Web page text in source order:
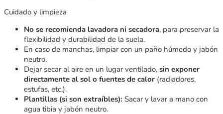
Cuidado y limpieza
No se recomienda lavadora ni secadora, para preservar la
flexibilidad y durabilidad de la suela.
En caso de manchas, limpiar con un paño húmedo y jabón
neutro.
Dejar secar al aire en un lugar ventilado, sin exponer
directamente al sol o fuentes de calor (radiadores,
estufas, etc.).
Plantillas (si son extraíbles): Sacar y lavar a mano con
agua tibia y jabón neutro.